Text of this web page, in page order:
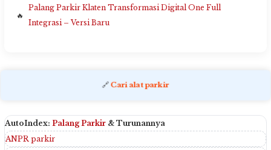
Palang Parkir Klaten Transformasi Digital One Full
Integrasi – Versi Baru
🔗Cari alat parkir
AutoIndex: Palang Parkir & Turunannya
ANPR parkir